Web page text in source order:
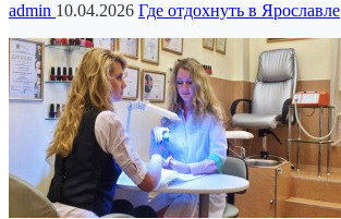
admin 10.04.2026 Где отдохнуть в Ярославле